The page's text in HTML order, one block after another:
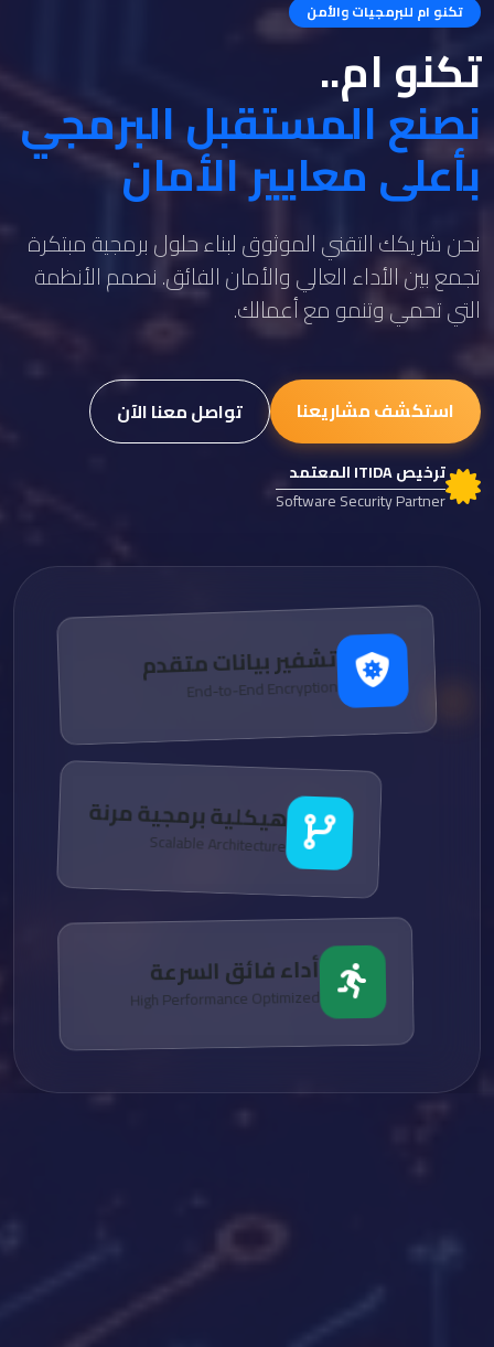
تكنو ام للبرمجيات والأمن
تكنو ام..
نصنع المستقبل البرمجي
بأعلى معايير الأمان
نحن شريكك التقني الموثوق لبناء حلول برمجية مبتكرة
تجمع بين الأداء العالي والأمان الفائق. نصمم الأنظمة
التي تحمي وتنمو مع أعمالك.
استكشف مشاريعنا تواصل معنا الآن
ترخيص ITIDA المعتمد
Software Security Partner
تشفير بيانات متقدم
End-to-End Encryption
هيكلية برمجية مرنة
Scalable Architecture
أداء فائق السرعة
High Performance Optimized